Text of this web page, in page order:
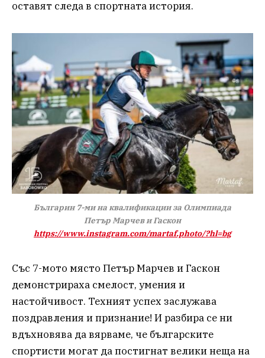
оставят следа в спортната история.
Българин 7-ми на квалификации за Олимпиада
Петър Марчев и Гаскон
https://www.instagram.com/martaf.photo/?hl=bg
Със 7-мото място Петър Марчев и Гаскон
демонстрираха смелост, умения и
настойчивост. Техният успех заслужава
поздравления и признание! И разбира се ни
вдъхновява да вярваме, че българските
спортисти могат да постигнат велики неща на